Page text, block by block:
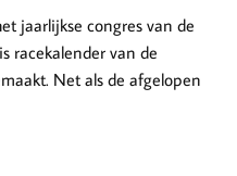
jaarlijkse congres van de
racekalender van de
Net als de afgelopen